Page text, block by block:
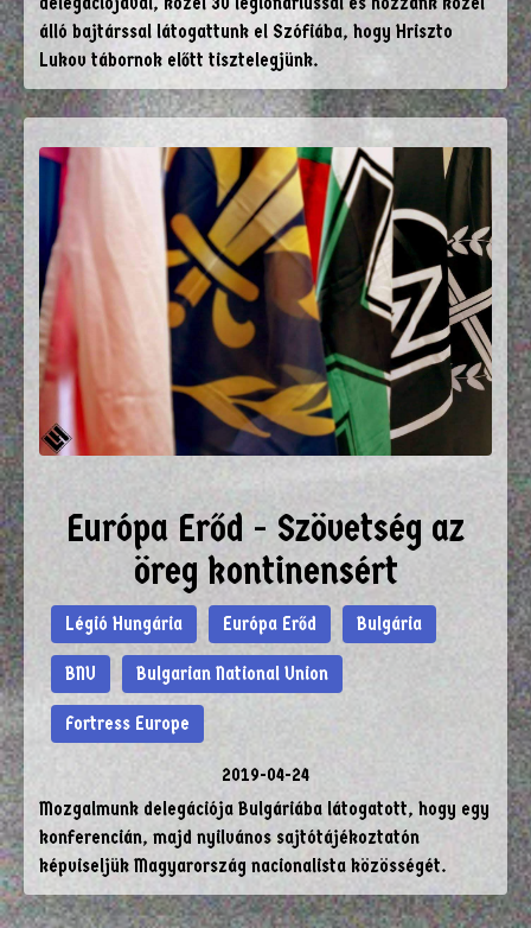
álló bajtárssal látogattunk el Szófiába, hogy Hriszto
Lukov tábornok előtt tisztelegjünk.
Európa Erőd - Szövetség az
öreg kontinensért
Légió Hungária Európa Erőd Bulgária
BNU Bulgarian National Union
Fortress Europe
2019-04-24
Mozgalmunk delegációja Bulgáriába látogatott, hogy egy
konferencián, majd nyilvános sajtótájékoztatón
képviseljük Magyarország nacionalista közösségét.